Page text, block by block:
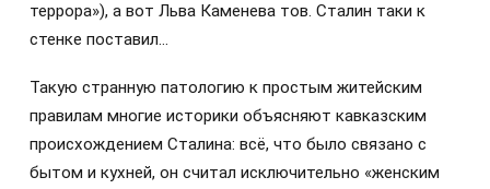
террора»), а вот Льва Каменева тов. Сталин таки к
стенке поставил…
Такую странную патологию к простым житейским
правилам многие историки объясняют кавказским
происхождением Сталина: всё, что было связано с
бытом и кухней, он считал исключительно «женским